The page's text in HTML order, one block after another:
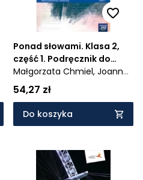
Ponad słowami. Klasa 2,
część 1. Podręcznik do
języka polskiego dla
liceum
ogólnokształcącego i
technikum. Zakres
podstawowy i rozszerzony
ponadpodstawowa -
1014/3/2020
Małgorzata Chmiel, Joanna
Kościerz,
54,27 zł
Do koszyka